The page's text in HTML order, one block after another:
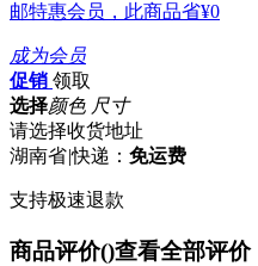
邮特惠会员，此商品省¥0
成为会员
促销 领取
选择颜色 尺寸
请选择收货地址
湖南省|快递： 免运费
支持极速退款
商品评价()查看全部评价